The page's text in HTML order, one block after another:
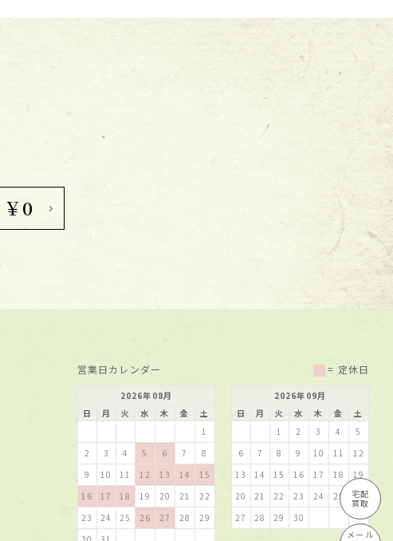
￥0
営業日カレンダー
2026年 08月
日
月 火 水 木 金
土
1
2
3 4 5 6 7
8
9
10 11 12 13 14
15
16
17 18 19 20 21
22
23
24 25 26 27 28
29
= 定休日
2026年 09月
日
月 火 水 木 金
土
1
2 3 4
5
6
7 8 9 10 11
12
13
14 15 16 17 18
19
20
21 22 23 24 25
26
27
28 29 30
宅配
買取
メール